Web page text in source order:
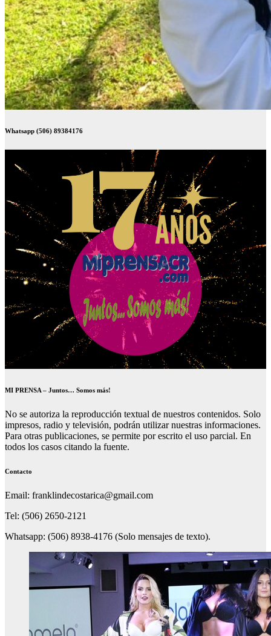
Whatsapp (506) 89384176
MI PRENSA – Juntos… Somos más!
No se autoriza la reproducción textual de nuestros contenidos. Solo
impresos, radio y televisión, podrán utilizar nuestras informaciones.
Para otras publicaciones, se permite por escrito el uso parcial. En
todos los casos citando la fuente.
Contacto
Email: franklindecostarica@gmail.com
Tel: (506) 2650-2121
Whatsapp: (506) 8938-4176 (Solo mensajes de texto).